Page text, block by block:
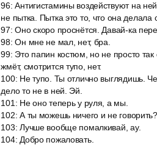
96:Антигистамины воздействуют на
не пытка. Пытка это то, что она делала
97:Оно скоро проснётся. Давай-ка
98:Он мне не мал, нет, бра.
99: Это папин костюм, но не просто
жмёт, смотрится тупо, нет.
100: Не тупо. Ты отлично выглядишь.
дело то не в ней. Эй.
101 : Не оно теперь у руля, а мы.
102:А ты можешь ничего и не
103:Лучше вообще помалкивай, ау.
104: Добро пожаловать.